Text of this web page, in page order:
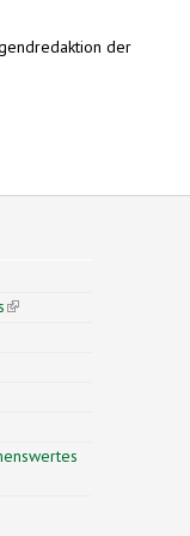
der
is external)
(link is external)